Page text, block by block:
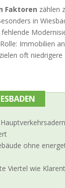
Faktoren zählen
in
Immobilien
oft
ohne
Viertel wie